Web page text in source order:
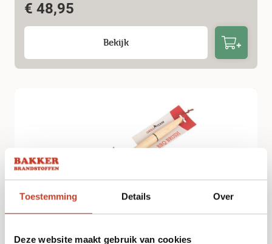
Toestemming Details Over
Deze website maakt gebruik van cookies
€ 48,95
Bekijk